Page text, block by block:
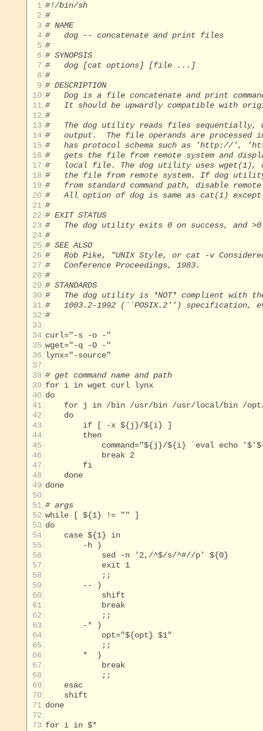
  1
#!/bin/sh
  2
#
  3
# NAME
  4
#   dog -- concatenate and print files
  5
#
  6
# SYNOPSIS
  7
#   dog [cat options] [file ...]
  8
#
  9
# DESCRIPTION
10 #   Dog is a file concatenate and print
11 #   It should be upwardly compatible with
12 #
13 #   The dog utility reads files sequentially,
14 #   output.  The file operands are processed
15 #   has protocol schema such as 'http://
16 #   gets the file from remote system and
17 #   local file. The dog utility uses
18 #   the file from remote system. If dog utility
19 #   from standard command path, disable
20 #   All option of dog is same as cat(1)
21 #
22 # EXIT STATUS
23 #   The dog utility exits 0 on success, and
24 #
25 # SEE ALSO
26 #   Rob Pike, "UNIX Style, or cat -v Considered
27 #   Conference Proceedings, 1983.
28 #
29 # STANDARDS
30 #   The dog utility is *NOT* complient with
31 #   1003.2-1992 (``POSIX.2'') specification,
32 #
33
34
35
36
37
38 # get command name and path
39
for i in wget curl lynx
40
do
41
42
    do
43
44
        then
45
46
            break 2
47
        fi
48
    done
49
done
50
51 # args
52
53
do
54
    case ${1} in
55
56
57
            exit 1
58
59
60
61
            break
62
63
64
65
66
67
            break
68
69
    esac
70
71
done
72
73